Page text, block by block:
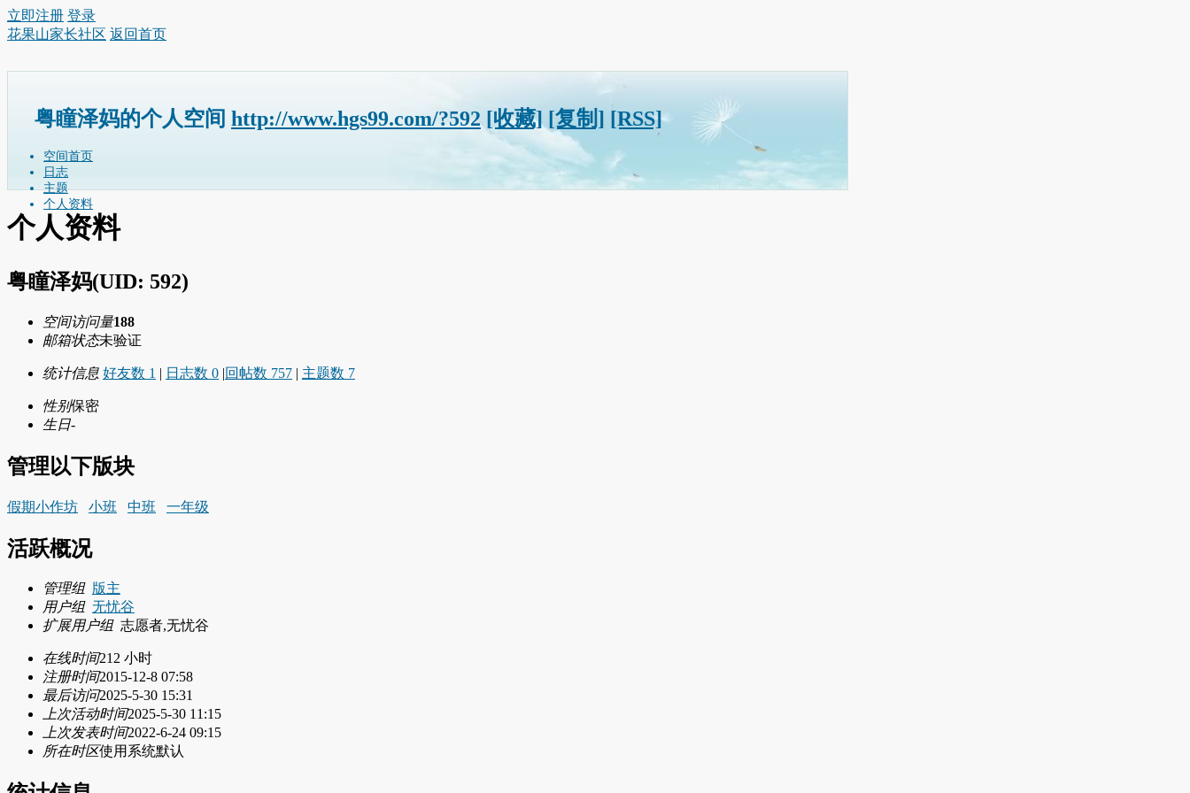
立即注册 登录
花果山家长社区 返回首页
粤瞳泽妈的个人空间 http://www.hgs99.com/?592 [收藏] [复制] [RSS]
空间首页
日志
主题
个人资料
个人资料
粤瞳泽妈(UID: 592)
空间访问量188
邮箱状态未验证
统计信息 好友数 1 | 日志数 0 |回帖数 757 | 主题数 7
性别保密
生日-
管理以下版块
假期小作坊 小班 中班 一年级
活跃概况
管理组 版主
用户组 无忧谷
扩展用户组 志愿者,无忧谷
在线时间212 小时
注册时间2015-12-8 07:58
最后访问2025-5-30 15:31
上次活动时间2025-5-30 11:15
上次发表时间2022-6-24 09:15
所在时区使用系统默认